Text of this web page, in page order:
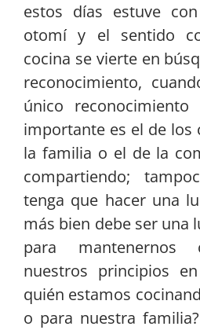
estos días estuve
otomí y el sentido
cocina se vierte en
reconocimiento,
único
importante es el de los
la familia o el de la
compartiendo;
tenga que hacer una
más bien debe ser una
para mantenernos
nuestros principios
quién estamos
o para nuestra